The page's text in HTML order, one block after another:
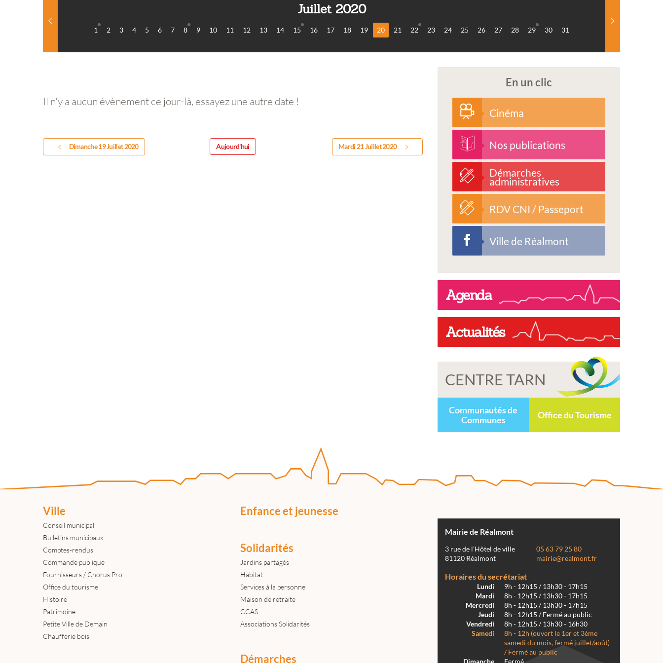
Juillet 2020
1 2 3 4 5 6 7 8 9 10 11 12 13 14 15 16 17 18 19 20 21 22 23 24 25 26 27 28 29 30 31
Il n'y a aucun évènement ce jour-là, essayez une autre date !
Dimanche 19 Juillet 2020 Aujourd'hui Mardi 21 Juillet 2020
En un clic
Cinéma
Nos publications
Démarches
administratives
RDV CNI / Passeport
Ville de Réalmont
Agenda
Actualités
CENTRE TARN
Communautés de
Communes
Office du Tourisme
Ville
Conseil municipal
Bulletins municipaux
Comptes-rendus
Commande publique
Fournisseurs / Chorus Pro
Office du tourisme
Histoire
Patrimoine
Petite Ville de Demain
Chaufferie bois
Enfance et jeunesse
Solidarités
Jardins partagés
Habitat
Services à la personne
Maison de retraite
CCAS
Associations Solidarités
Démarches
Mairie de Réalmont
3 rue de l'Hôtel de ville
81120 Réalmont
05 63 79 25 80
mairie@realmont.fr
Horaires du secrétariat
Lundi
9h - 12h15 / 13h30 - 17h15
Mardi
8h - 12h15 / 13h30 - 17h15
Mercredi
8h - 12h15 / 13h30 - 17h15
Jeudi
8h - 12h15 / Fermé au public
Vendredi
8h - 12h15 / 13h30 - 16h30
Samedi
8h - 12h (ouvert le 1er et 3ème
samedi du mois, fermé juillet/août)
/ Fermé au public
Dimanche
Fermé